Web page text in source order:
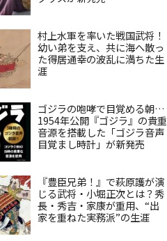
村上水軍を率いた戦国武将！
幼い弟を支え、共に海へ散っ
た得居通幸の波乱に満ちた生
涯
ゴジラの咆哮で目覚める朝…
1954年公開『ゴジラ』の貴重
音源を搭載した「ゴジラ音声
目覚まし時計」が新発売
『豊臣兄弟！』で萩原護が演
じる武将・小堀正次とは？秀
長・秀吉・家康が重用、“出
家を重ねた実務派”の生涯